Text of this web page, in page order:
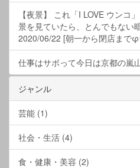
【夜景】 これ「I LOVE ウン
景を見ていたら、とんでもない
2020/06/22 [朝一から閉店まで
仕事はサボって今日は京都の嵐
ジャンル
芸能 (1)
社会・生活 (4)
食・健康・美容 (2)